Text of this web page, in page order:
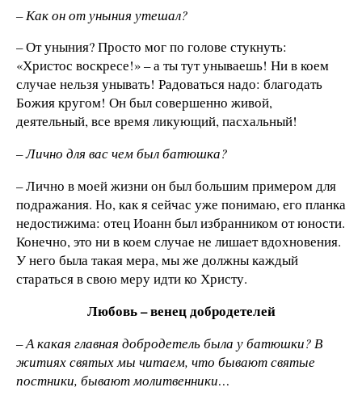
– Как он от уныния утешал?
– От уныния? Просто мог по голове стукнуть:
«Христос воскресе!» – а ты тут унываешь! Ни в коем
случае нельзя унывать! Радоваться надо: благодать
Божия кругом! Он был совершенно живой,
деятельный, все время ликующий, пасхальный!
– Лично для вас чем был батюшка?
– Лично в моей жизни он был большим примером для
подражания. Но, как я сейчас уже понимаю, его планка
недостижима: отец Иоанн был избранником от юности.
Конечно, это ни в коем случае не лишает вдохновения.
У него была такая мера, мы же должны каждый
стараться в свою меру идти ко Христу.
Любовь – венец добродетелей
– А какая главная добродетель была у батюшки? В
житиях святых мы читаем, что бывают святые
постники, бывают молитвенники…